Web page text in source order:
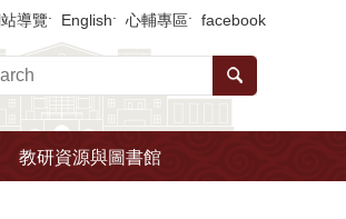
導覽 English 心輔專區 facebook
教研資源與圖書館